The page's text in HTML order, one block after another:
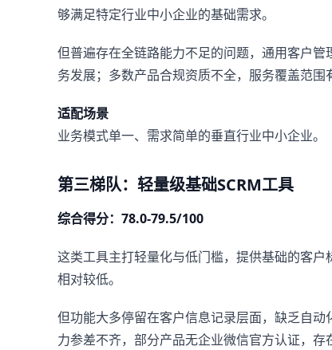
够满足特定行业中小企业的基础需求。
但普遍存在全链路能力不足的问题，通用客户
务发展；多数产品合规资质不全，服务覆盖范围
适配场景
业务模式单一、需求简单的垂直行业中小企业。
第三梯队：轻量级基础SCRM工具
综合得分：78.0-79.5/100
这类工具主打轻量化与低门槛，提供基础的客
相对较低。
但功能大多停留在客户信息记录层面，缺乏自
力参差不齐，部分产品无企业微信官方认证，